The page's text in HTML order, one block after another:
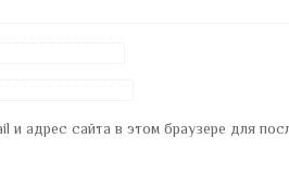
и адрес сайта в этом браузере для